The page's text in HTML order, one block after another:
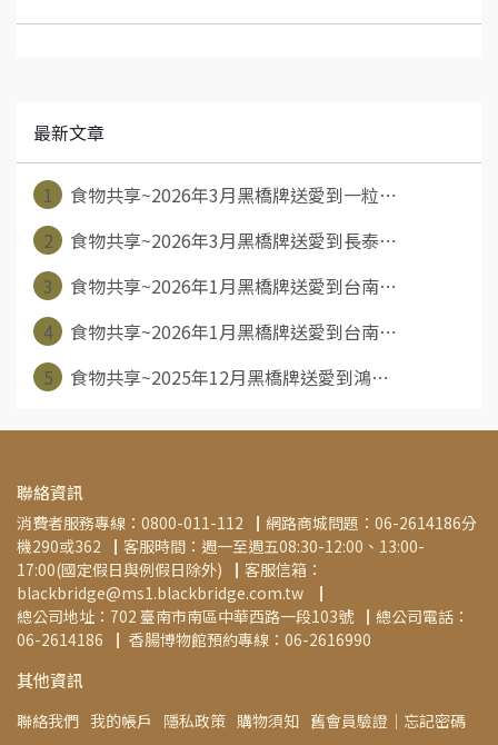
最新文章
1
食物共享~2026年3月黑橋牌送愛到一粒⋯
2
食物共享~2026年3月黑橋牌送愛到長泰⋯
3
食物共享~2026年1月黑橋牌送愛到台南⋯
4
食物共享~2026年1月黑橋牌送愛到台南⋯
5
食物共享~2025年12月黑橋牌送愛到鴻⋯
聯絡資訊
消費者服務專線：0800-011-112▕  網路商城問題：06-2614186分
機290或362▕  客服時間：週一至週五08:30-12:00、13:00-
17:00(國定假日與例假日除外)▕  客服信箱：
blackbridge@ms1.blackbridge.com.tw ▕
總公司地址：702 臺南市南區中華西路一段103號▕  總公司電話：
06-2614186▕   香腸博物館預約專線：06-2616990
其他資訊
聯絡我們 我的帳戶 隱私政策 購物須知 舊會員驗證│忘記密碼